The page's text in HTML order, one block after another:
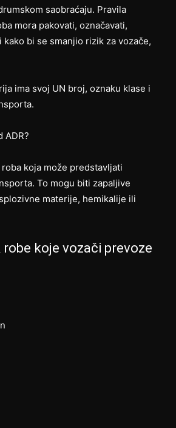
saobraćaju. Pravila
mora pakovati, označavati,
bi se smanjio rizik za vozače,
ima svoj UN broj, oznaku klase i
ADR?
roba koja može predstavljati
To mogu biti zapaljive
materije, hemikalije ili
robe koje vozači prevoze